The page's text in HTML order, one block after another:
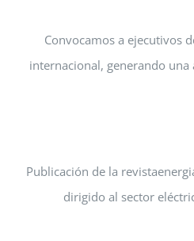
Convocamos a ejecutivos
internacional, generando
Publicación de la
dirigido al sector